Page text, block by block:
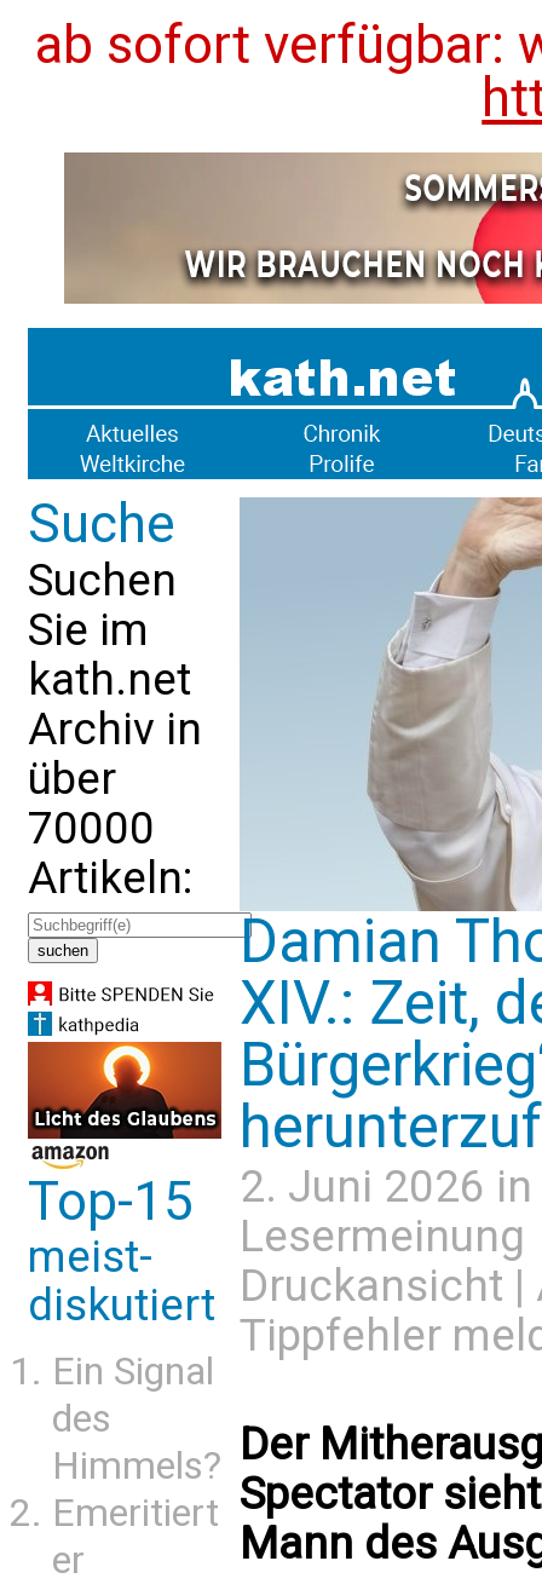
ab sofort verfügbar:
Suche
Suchen
Sie im
kath.net
Archiv in
über
70000
Artikeln:
Top-15
meist-
diskutiert
Ein Signal
des
Himmels?
Emeritiert
er
Damian
XIV.: Zeit,
2. Juni 2026 in
Lesermeinung
Druckansicht |
Tippfehler
Der
Spectator
Mann des